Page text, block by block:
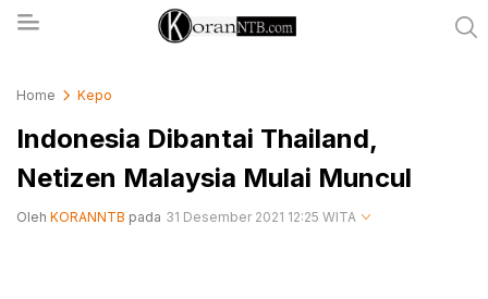
Home Kepo
Indonesia Dibantai Thailand,
Netizen Malaysia Mulai Muncul
Oleh KORANNTB pada 31 Desember 2021 12:25 WITA